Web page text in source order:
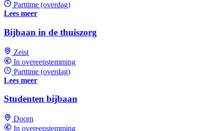
Parttime (overdag)
Lees meer
Bijbaan in de thuiszorg
Zeist
In overeenstemming
Parttime (overdag)
Lees meer
Studenten bijbaan
Doorn
In overeenstemming